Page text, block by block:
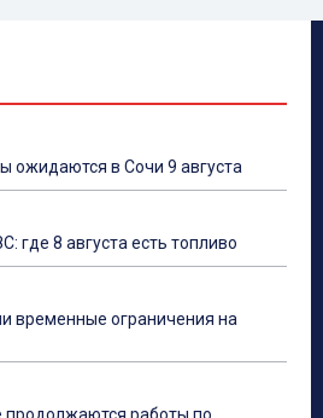
ожидаются в Сочи 9 августа
где 8 августа есть топливо
временные ограничения на